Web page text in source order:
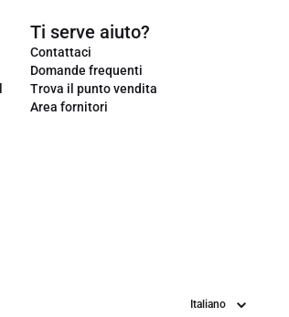
Ti serve aiuto?
Contattaci
Domande frequenti
Trova il punto vendita
Area fornitori
Lingua